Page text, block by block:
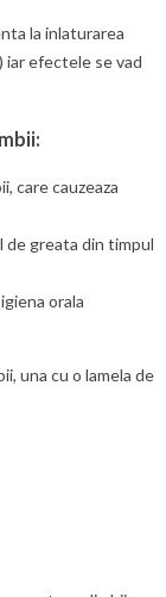
la inlaturarea
iar efectele se vad
care cauzeaza
de greata din timpul
orala
una cu o lamela de